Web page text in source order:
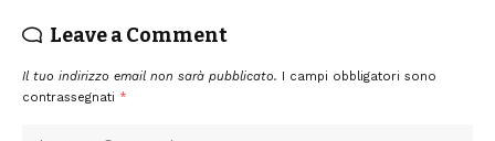
Leave a Comment
Il tuo indirizzo email non sarà pubblicato. I campi obbligatori sono
contrassegnati *